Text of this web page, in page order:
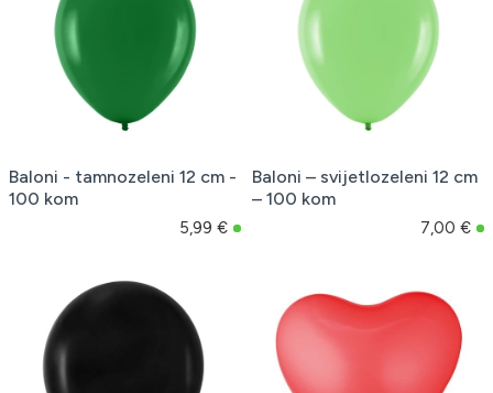
Baloni - tamnozeleni 12 cm -
100 kom
5,99 €
Baloni – svijetlozeleni 12 cm
– 100 kom
7,00 €